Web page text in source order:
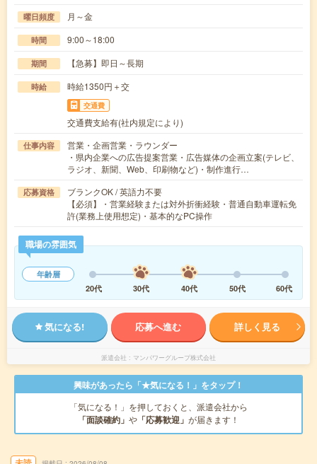
曜日頻度 月～金
時間 9:00～18:00
期間 【急募】即日～長期
時給 時給1350円＋交
交通費
交通費支給有(社内規定により)
仕事内容
営業・企画営業・ラウンダー
・県内企業への広告提案営業・広告媒体の企画立案(テレビ、
ラジオ、新聞、Web、印刷物など)・制作進行…
応募資格
ブランクOK / 英語力不要
【必須】・営業経験または対外折衝経験・普通自動車運転免
許(業務上使用想定)・基本的なPC操作
職場の雰囲気
年齢層
20代
30代 40代 50代 60代
気になる! 応募へ進む 詳しく見る
派遣会社 マンパワーグループ株式会社
興味があったら「★気になる！」をタップ！
「気になる！」を押しておくと、派遣会社から
「面談確約」 や 「応募歓迎」 が届きます！